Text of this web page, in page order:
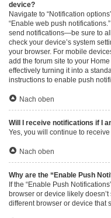
device?
Navigate to “Notification
“Enable web push
send notifications—be sure to
check your device’s system
your browser. For mobile
add the forum site to your
effectively turning it into a
instructions to enable push
Nach oben
Will I receive notifications if I
Yes, you will continue to
Nach oben
Why are the “Enable Push
If the “Enable Push
browser or device likely
different browser or device that